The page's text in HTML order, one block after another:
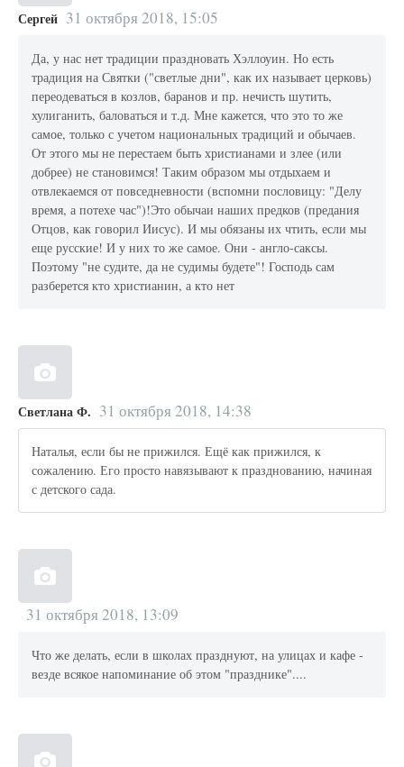
Сергей 31 октября 2018, 15:05
Да, у нас нет традиции праздновать Хэллоуин. Но есть
традиция на Святки ("светлые дни", как их называет церковь)
переодеваться в козлов, баранов и пр. нечисть шутить,
хулиганить, баловаться и т.д. Мне кажется, что это то же
самое, только с учетом национальных традиций и обычаев.
От этого мы не перестаем быть христианами и злее (или
добрее) не становимся! Таким образом мы отдыхаем и
отвлекаемся от повседневности (вспомни пословицу: "Делу
время, а потехе час")!Это обычаи наших предков (предания
Отцов, как говорил Иисус). И мы обязаны их чтить, если мы
еще русские! И у них то же самое. Они - англо-саксы.
Поэтому "не судите, да не судимы будете"! Господь сам
разберется кто христианин, а кто нет
Светлана Ф. 31 октября 2018, 14:38
Наталья, если бы не прижился. Ещё как прижился, к
сожалению. Его просто навязывают к празднованию, начиная
с детского сада.
31 октября 2018, 13:09
Что же делать, если в школах празднуют, на улицах и кафе -
везде всякое напоминание об этом "празднике"....